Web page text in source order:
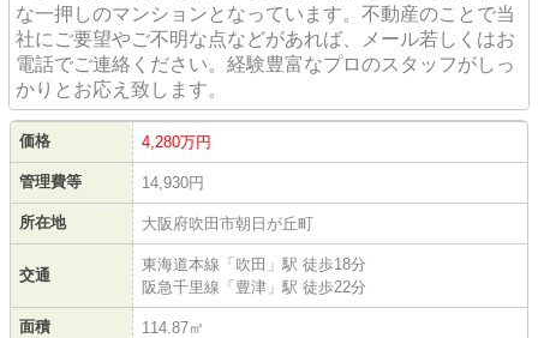
な一押しのマンションとなっています。不動産のことで当
社にご要望やご不明な点などがあれば、メール若しくはお
電話でご連絡ください。経験豊富なプロのスタッフがしっ
かりとお応え致します。
価格 4,280万円
管理費等 14,930円
所在地 大阪府吹田市朝日が丘町
交通
東海道本線「吹田」駅 徒歩18分
阪急千里線「豊津」駅 徒歩22分
面積 114.87㎡